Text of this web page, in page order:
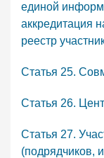
единой
аккредитация
реестр
Статья 25.
Статья 26.
Статья 27.
(подрядчиков,